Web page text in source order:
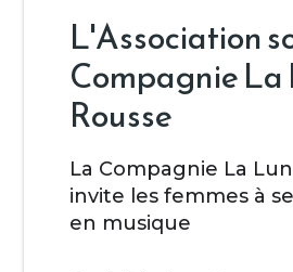
L'Association
Compagnie La
Rousse
La Compagnie La
invite les femmes à
en musique